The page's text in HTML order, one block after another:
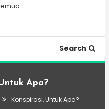
Search
Apa?
Konspirasi, Untuk Apa?